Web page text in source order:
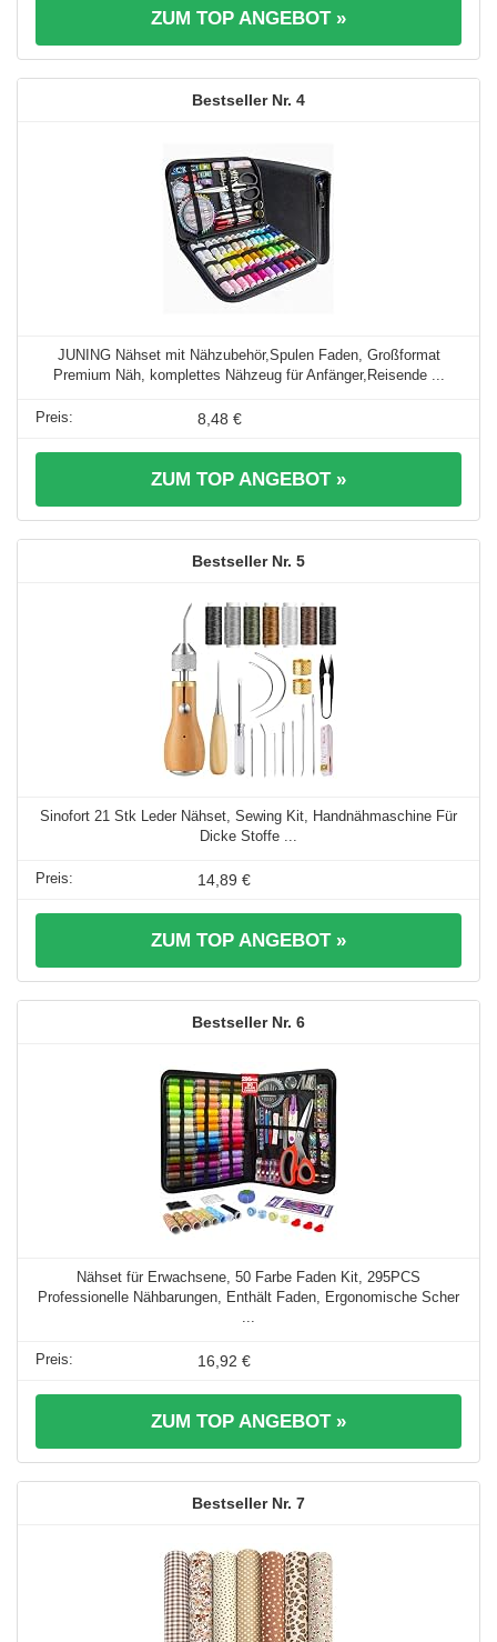
ZUM TOP ANGEBOT »
4
JUNING Nähset mit Nähzubehör,Spulen Faden, Großformat
Premium Näh, komplettes Nähzeug für Anfänger,Reisende ...
8,48 €
ZUM TOP ANGEBOT »
5
Sinofort 21 Stk Leder Nähset, Sewing Kit, Handnähmaschine Für
Dicke Stoffe ...
14,89 €
ZUM TOP ANGEBOT »
6
Nähset für Erwachsene, 50 Farbe Faden Kit, 295PCS
Professionelle Nähbarungen, Enthält Faden, Ergonomische Scher
16,92 €
ZUM TOP ANGEBOT »
7